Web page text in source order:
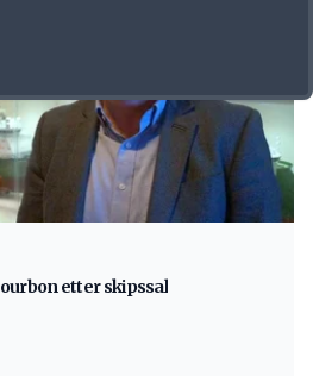
etter skipssal